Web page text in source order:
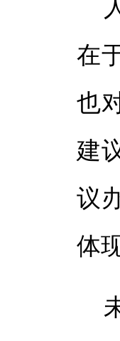
在
也
建
议
体